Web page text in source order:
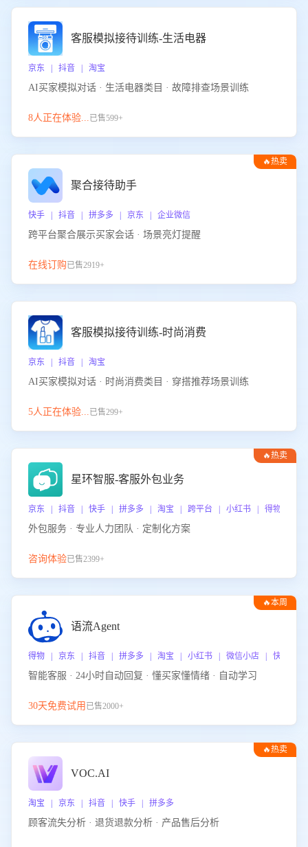
客服模拟接待训练-生活电器
京东 | 抖音 | 淘宝
AI买家模拟对话 · 生活电器类目 · 故障排查场景训练
8人正在体验...已售599+
🔥热卖
聚合接待助手
快手 | 抖音 | 拼多多 | 京东 | 企业微信
跨平台聚合展示买家会话 · 场景亮灯提醒
在线订购已售2919+
客服模拟接待训练-时尚消费
京东 | 抖音 | 淘宝
AI买家模拟对话 · 时尚消费类目 · 穿搭推荐场景训练
5人正在体验...已售299+
🔥热卖
星环智服-客服外包业务
京东 | 抖音 | 快手 | 拼多多 | 淘宝 | 跨平台 | 小红书 | 得物 | 企
外包服务 · 专业人力团队 · 定制化方案
咨询体验已售2399+
🔥本周
语流Agent
得物 | 京东 | 抖音 | 拼多多 | 淘宝 | 小红书 | 微信小店 | 快手 |
智能客服 · 24小时自动回复 · 懂买家懂情绪 · 自动学习
30天免费试用 已售2000+
🔥热卖
VOC.AI
淘宝 | 京东 | 抖音 | 快手 | 拼多多
顾客流失分析 · 退货退款分析 · 产品售后分析